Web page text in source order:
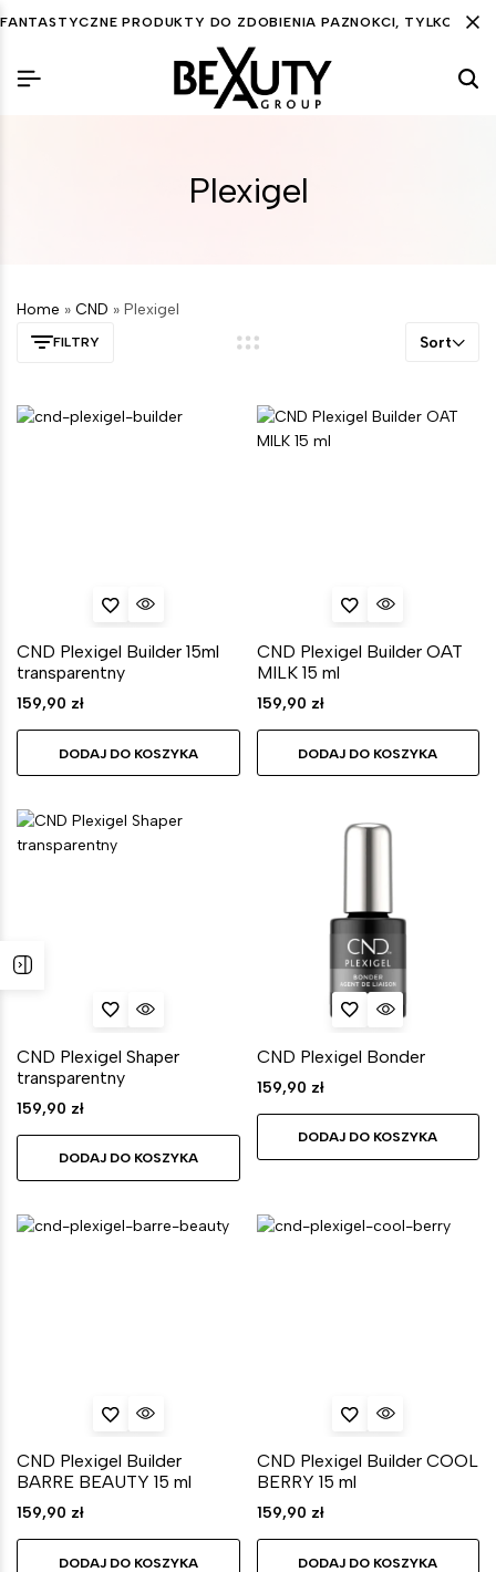
FANTASTYCZNE PRODUKTY DO ZDOBIENIA PAZNOKCI, TYLKO DLA
Plexigel
Home » CND » Plexigel
FILTRY Sort
CND Plexigel Builder 15ml
transparentny
159,90 zł
DODAJ DO KOSZYKA
CND Plexigel Builder OAT
MILK 15 ml
159,90 zł
DODAJ DO KOSZYKA
CND Plexigel Shaper
transparentny
159,90 zł
DODAJ DO KOSZYKA
CND Plexigel Bonder
159,90 zł
DODAJ DO KOSZYKA
CND Plexigel Builder
BARRE BEAUTY 15 ml
159,90 zł
DODAJ DO KOSZYKA
CND Plexigel Builder COOL
BERRY 15 ml
159,90 zł
DODAJ DO KOSZYKA